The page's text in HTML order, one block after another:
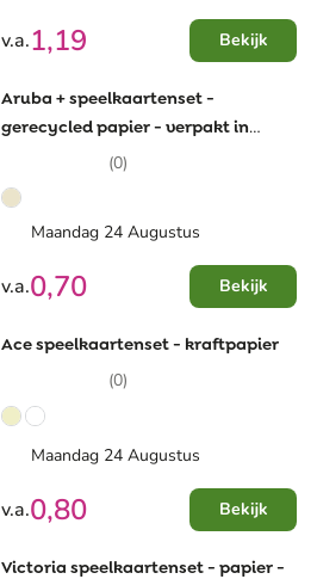
v.a.1,19 Bekijk
Aruba + speelkaartenset -
gerecycled papier - verpakt in
kartonnen doosje
(0)
Maandag 24 Augustus
v.a.0,70 Bekijk
Ace speelkaartenset - kraftpapier
(0)
Maandag 24 Augustus
v.a.0,80 Bekijk
Victoria speelkaartenset - papier -